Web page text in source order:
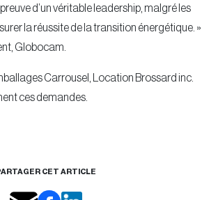
d’un véritable leadership, malgré les
la réussite de la transition énergétique. »
Globocam.
Carrousel, Location Brossard inc.
ces demandes.
CET ARTICLE